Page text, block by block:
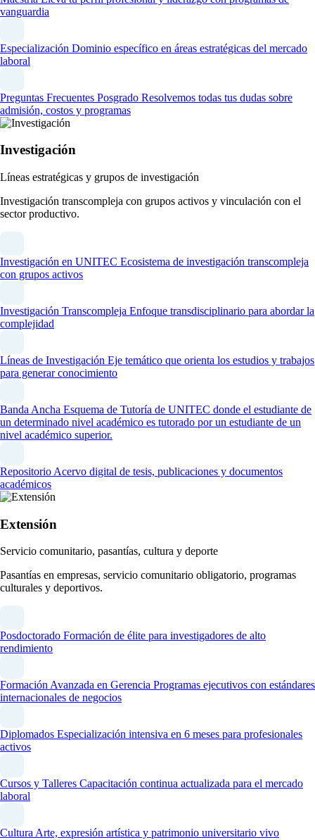
vanguardia
Especialización Dominio específico en áreas estratégicas del mercado
laboral
Preguntas Frecuentes Posgrado Resolvemos todas tus dudas sobre
admisión, costos y programas
Investigación
Líneas estratégicas y grupos de investigación
Investigación transcompleja con grupos activos y vinculación con el
sector productivo.
Investigación en UNITEC Ecosistema de investigación transcompleja
con grupos activos
Investigación Transcompleja Enfoque transdisciplinario para abordar la
complejidad
Líneas de Investigación Eje temático que orienta los estudios y trabajos
para generar conocimiento
Banda Ancha Esquema de Tutoría de UNITEC donde el estudiante de
un determinado nivel académico es tutorado por un estudiante de un
nivel académico superior.
Repositorio Acervo digital de tesis, publicaciones y documentos
académicos
Extensión
Servicio comunitario, pasantías, cultura y deporte
Pasantías en empresas, servicio comunitario obligatorio, programas
culturales y deportivos.
Posdoctorado Formación de élite para investigadores de alto
rendimiento
Formación Avanzada en Gerencia Programas ejecutivos con estándares
internacionales de negocios
Diplomados Especialización intensiva en 6 meses para profesionales
activos
Cursos y Talleres Capacitación continua actualizada para el mercado
laboral
CulturaArte, expresión artística y patrimonio universitario vivo